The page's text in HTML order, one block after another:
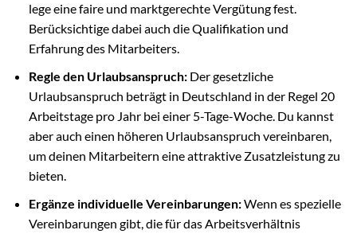
lege eine faire und marktgerechte Vergütung fest.
Berücksichtige dabei auch die Qualifikation und
Erfahrung des Mitarbeiters.
Regle den Urlaubsanspruch:Der gesetzliche
Urlaubsanspruch beträgt in Deutschland in der Regel 20
Arbeitstage pro Jahr bei einer 5-Tage-Woche. Du kannst
aber auch einen höheren Urlaubsanspruch vereinbaren,
um deinen Mitarbeitern eine attraktive Zusatzleistung zu
bieten.
Ergänze individuelle Vereinbarungen:Wenn es spezielle
Vereinbarungen gibt, die für das Arbeitsverhältnis